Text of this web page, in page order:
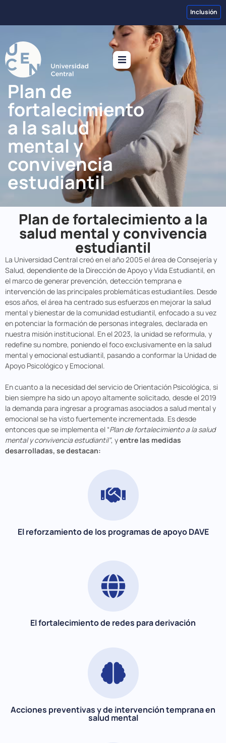
Inclusión
Plan de
fortalecimiento
a la salud
mental y
convivencia
estudiantil
Plan de fortalecimiento a la
salud mental y convivencia
estudiantil
La Universidad Central creó en el año 2005 el área de Consejería y
Salud, dependiente de la Dirección de Apoyo y Vida Estudiantil, en
el marco de generar prevención, detección temprana e
intervención de las principales problemáticas estudiantiles. Desde
esos años, el área ha centrado sus esfuerzos en mejorar la salud
mental y bienestar de la comunidad estudiantil, enfocado a su vez
en potenciar la formación de personas integrales, declarada en
nuestra misión institucional. En el 2023, la unidad se reformula, y
redefine su nombre, poniendo el foco exclusivamente en la salud
mental y emocional estudiantil, pasando a conformar la Unidad de
Apoyo Psicológico y Emocional.
En cuanto a la necesidad del servicio de Orientación Psicológica, si
bien siempre ha sido un apoyo altamente solicitado, desde el 2019
la demanda para ingresar a programas asociados a salud mental y
emocional se ha visto fuertemente incrementada. Es desde
entonces que se implementa el “Plan de fortalecimiento a la salud
mental y convivencia estudiantil”, yentre las medidas
desarrolladas, se destacan:
El reforzamiento de los programas de apoyo DAVE
Aumentando y optimizando las horas profesionales
El fortalecimiento de redes para derivación
Designando y capacitando a encargadas/os por
Escuela, que se convierten en contrapartes de
información, activándose con ello un sistema de
Acciones preventivas y de intervención temprana en
salud mental
Trabajadas en conjunto con las escuelas,
agrupaciones estudiantiles y tutores, entendiendo la